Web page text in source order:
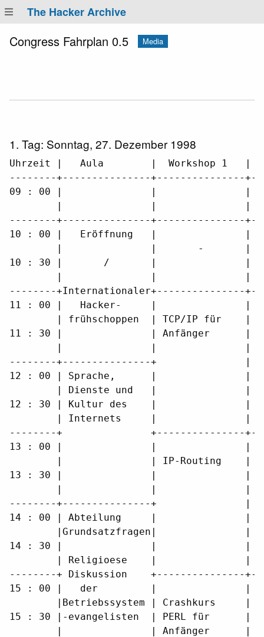
The Hacker Archive
Congress Fahrplan 0.5 Media
1. Tag: Sonntag, 27. Dezember 1998
Uhrzeit |   Aula        |  Workshop 1   |
--------+---------------+---------------
09 : 00 |               |               |
|               |               |
--------+---------------+---------------
10 : 00 |   Eröffnung   |
|               |       -       |
10 : 30 |       /       |
|               |               |
--------+Internationaler+---------------
11 : 00 |   Hacker-     |
| frühschoppen  | TCP/IP für    |
11 : 30 |               | Anfänger      |
|               |               |
--------+---------------+               |
12 : 00 | Sprache,      |
| Dienste und   |               |
12 : 30 | Kultur des    |
| Internets     |               |
--------+               +---------------
13 : 00 |               |
|               | IP-Routing    |
13 : 30 |               |               |
|               |               |
--------+---------------+               |
14 : 00 | Abteilung     |
|Grundsatzfragen|               |
14 : 30 |               |
| Religioese    |               |
--------+ Diskussion    +---------------
15 : 00 |   der         |
|Betriebssystem | Crashkurs     |
15 : 30 |-evangelisten  | PERL für
|               | Anfänger      |